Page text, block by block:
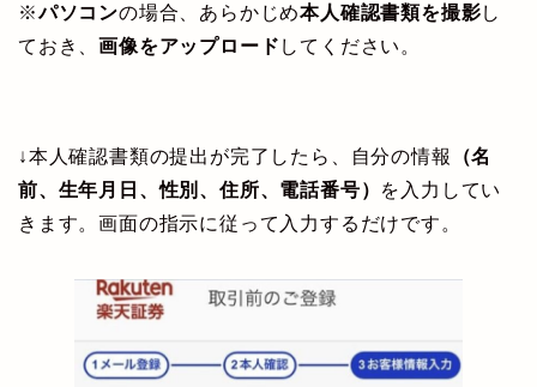
※パソコンの場合、あらかじめ本人確認書類を撮影し
ておき、画像をアップロード してください。
↓本人確認書類の提出が完了したら、自分の情報
（名
前、生年月日、性別、住所、電話番号） を入力してい
きます。画面の指示に従って入力するだけです。